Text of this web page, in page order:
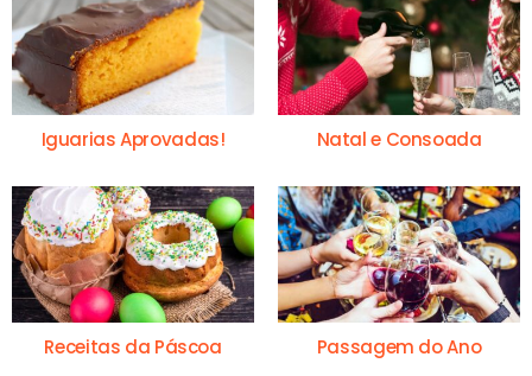
Iguarias Aprovadas! Natal e Consoada
Receitas da Páscoa Passagem do Ano